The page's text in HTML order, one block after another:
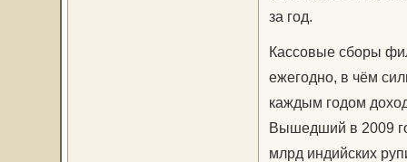
за год.
Кассовые сборы
ежегодно, в чём
каждым годом
Вышедший в 2009
млрд индийских